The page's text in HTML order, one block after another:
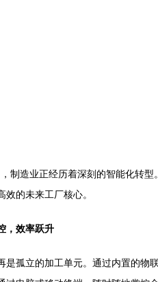
制造业正经历着深刻的智能化转
的未来工厂核心。
，效率跃升
是孤立的加工单元。通过内置的